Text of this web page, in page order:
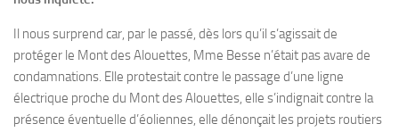
Il nous surprend car, par le passé, dès lors qu’il s’agissait de
protéger le Mont des Alouettes, Mme Besse n’était pas avare de
condamnations. Elle protestait contre le passage d’une ligne
électrique proche du Mont des Alouettes, elle s’indignait contre la
présence éventuelle d’éoliennes, elle dénonçait les projets routiers